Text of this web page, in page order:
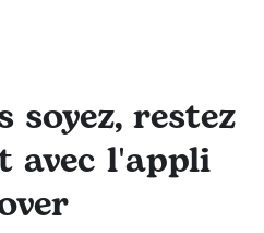
soyez, restez
avec l'appli